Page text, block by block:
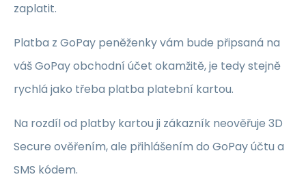
zaplatit.
Platba z GoPay peněženky vám bude připsaná na
váš GoPay obchodní účet okamžitě, je tedy stejně
rychlá jako třeba platba platební kartou.
Na rozdíl od platby kartou ji zákazník neověřuje 3D
Secure ověřením, ale přihlášením do GoPay účtu a
SMS kódem.